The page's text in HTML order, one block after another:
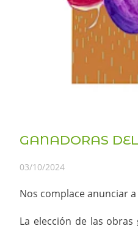
GANADORAS
03/10/2024
Nos complace anunciar
La elección de las